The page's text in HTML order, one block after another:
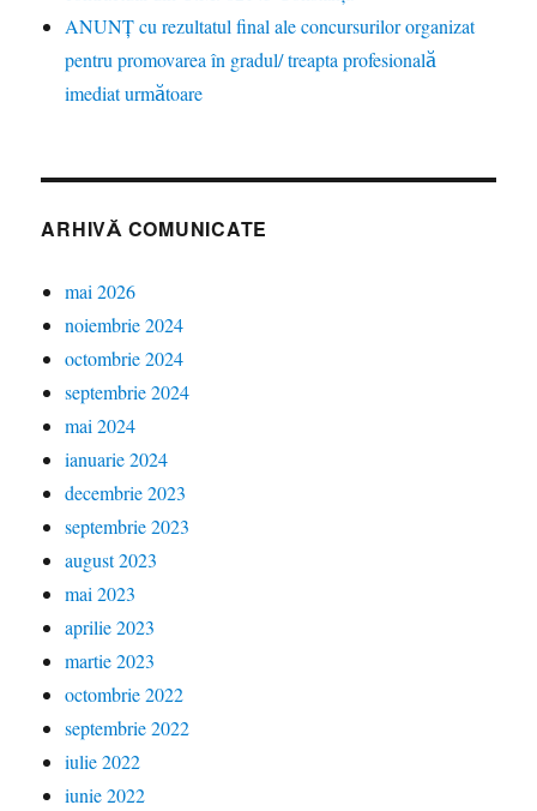
ANUNȚ cu rezultatul final ale concursurilor organizat
pentru promovarea în gradul/ treapta profesională
imediat următoare
ARHIVĂ COMUNICATE
mai 2026
noiembrie 2024
octombrie 2024
septembrie 2024
mai 2024
ianuarie 2024
decembrie 2023
septembrie 2023
august 2023
mai 2023
aprilie 2023
martie 2023
octombrie 2022
septembrie 2022
iulie 2022
iunie 2022